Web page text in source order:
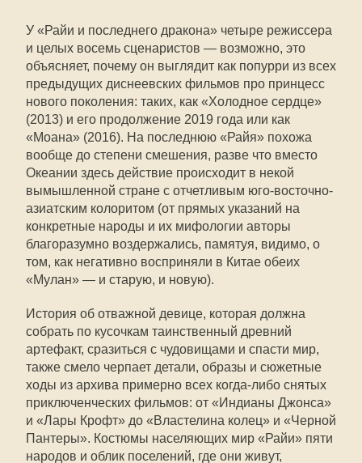
У «Райи и последнего дракона» четыре режиссера
и целых восемь сценаристов — возможно, это
объясняет, почему он выглядит как попурри из всех
предыдущих диснеевских фильмов про принцесс
нового поколения: таких, как «Холодное сердце»
(2013) и его продолжение 2019 года или как
«Моана» (2016). На последнюю «Райя» похожа
вообще до степени смешения, разве что вместо
Океании здесь действие происходит в некой
вымышленной стране с отчетливым юго-восточно-
азиатским колоритом (от прямых указаний на
конкретные народы и их мифологии авторы
благоразумно воздержались, памятуя, видимо, о
том, как негативно восприняли в Китае обеих
«Мулан» — и старую, и новую).
История об отважной девице, которая должна
собрать по кусочкам таинственный древний
артефакт, сразиться с чудовищами и спасти мир,
также смело черпает детали, образы и сюжетные
ходы из архива примерно всех когда-либо снятых
приключенческих фильмов: от «Индианы Джонса»
и «Лары Крофт» до «Властелина колец» и «Черной
Пантеры». Костюмы населяющих мир «Райи» пяти
народов и облик поселений, где они живут,